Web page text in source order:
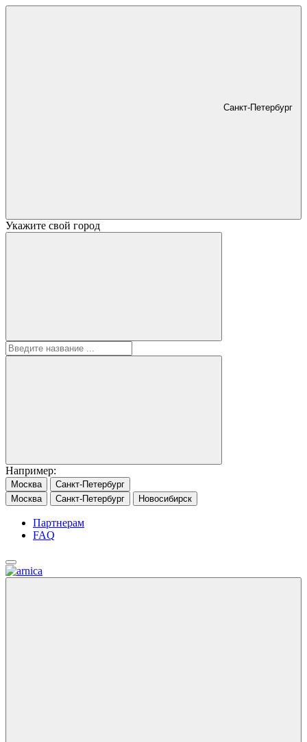
Санкт-Петербург
Укажите свой город
Например:
Москва
Санкт-Петербург
Москва
Санкт-Петербург Новосибирск
Партнерам
FAQ